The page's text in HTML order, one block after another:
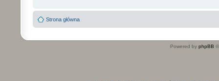
Strona główna
Powered by phpBB